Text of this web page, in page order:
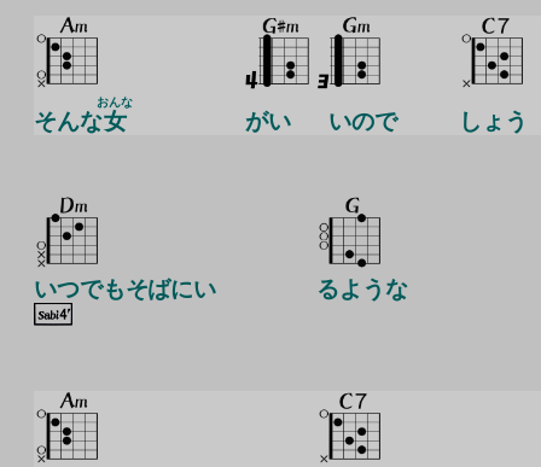
そんな女
おんな
がい いので しょう
いつでもそばにい るような